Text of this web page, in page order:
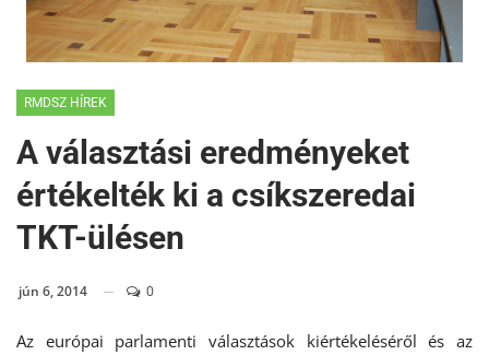
RMDSZ HÍREK
A választási eredményeket
értékelték ki a csíkszeredai
TKT-ülésen
jún 6, 2014 0
Az európai parlamenti választások kiértékeléséről és az